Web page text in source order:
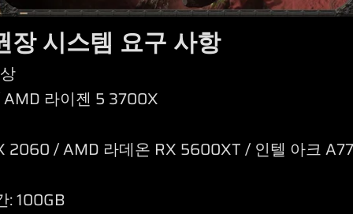
장 시스템 요구 사항
라이젠 5 3700X
2060 / AMD 라데온 RX 5600XT / 인텔 아크
: 100GB